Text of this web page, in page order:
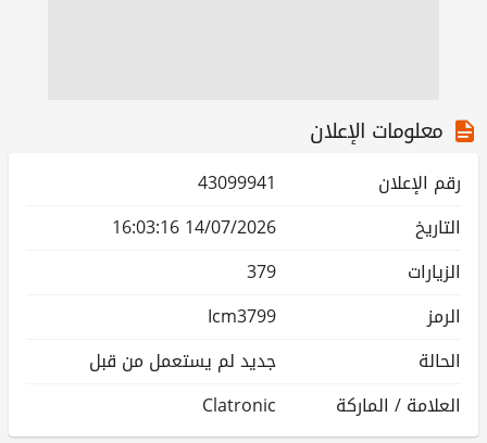
معلومات الإعلان
رقم الإعلان
43099941
التاريخ
14/07/2026 16:03:16
الزيارات
379
الرمز
Icm3799
الحالة
جديد لم يستعمل من قبل
العلامة / الماركة
Clatronic